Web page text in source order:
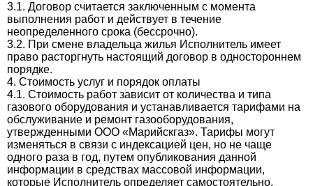
3.1. Договор считается заключенным с момента
выполнения работ и действует в течение
неопределенного срока (бессрочно).
3.2. При смене владельца жилья Исполнитель имеет
право расторгнуть настоящий договор в одностороннем
порядке.
4. Стоимость услуг и порядок оплаты
4.1. Стоимость работ зависит от количества и типа
газового оборудования и устанавливается тарифами на
обслуживание и ремонт газооборудования,
утвержденными ООО «Марийскгаз». Тарифы могут
изменяться в связи с индексацией цен, но не чаще
одного раза в год, путем опубликования данной
информации в средствах массовой информации,
которые Исполнитель определяет самостоятельно.